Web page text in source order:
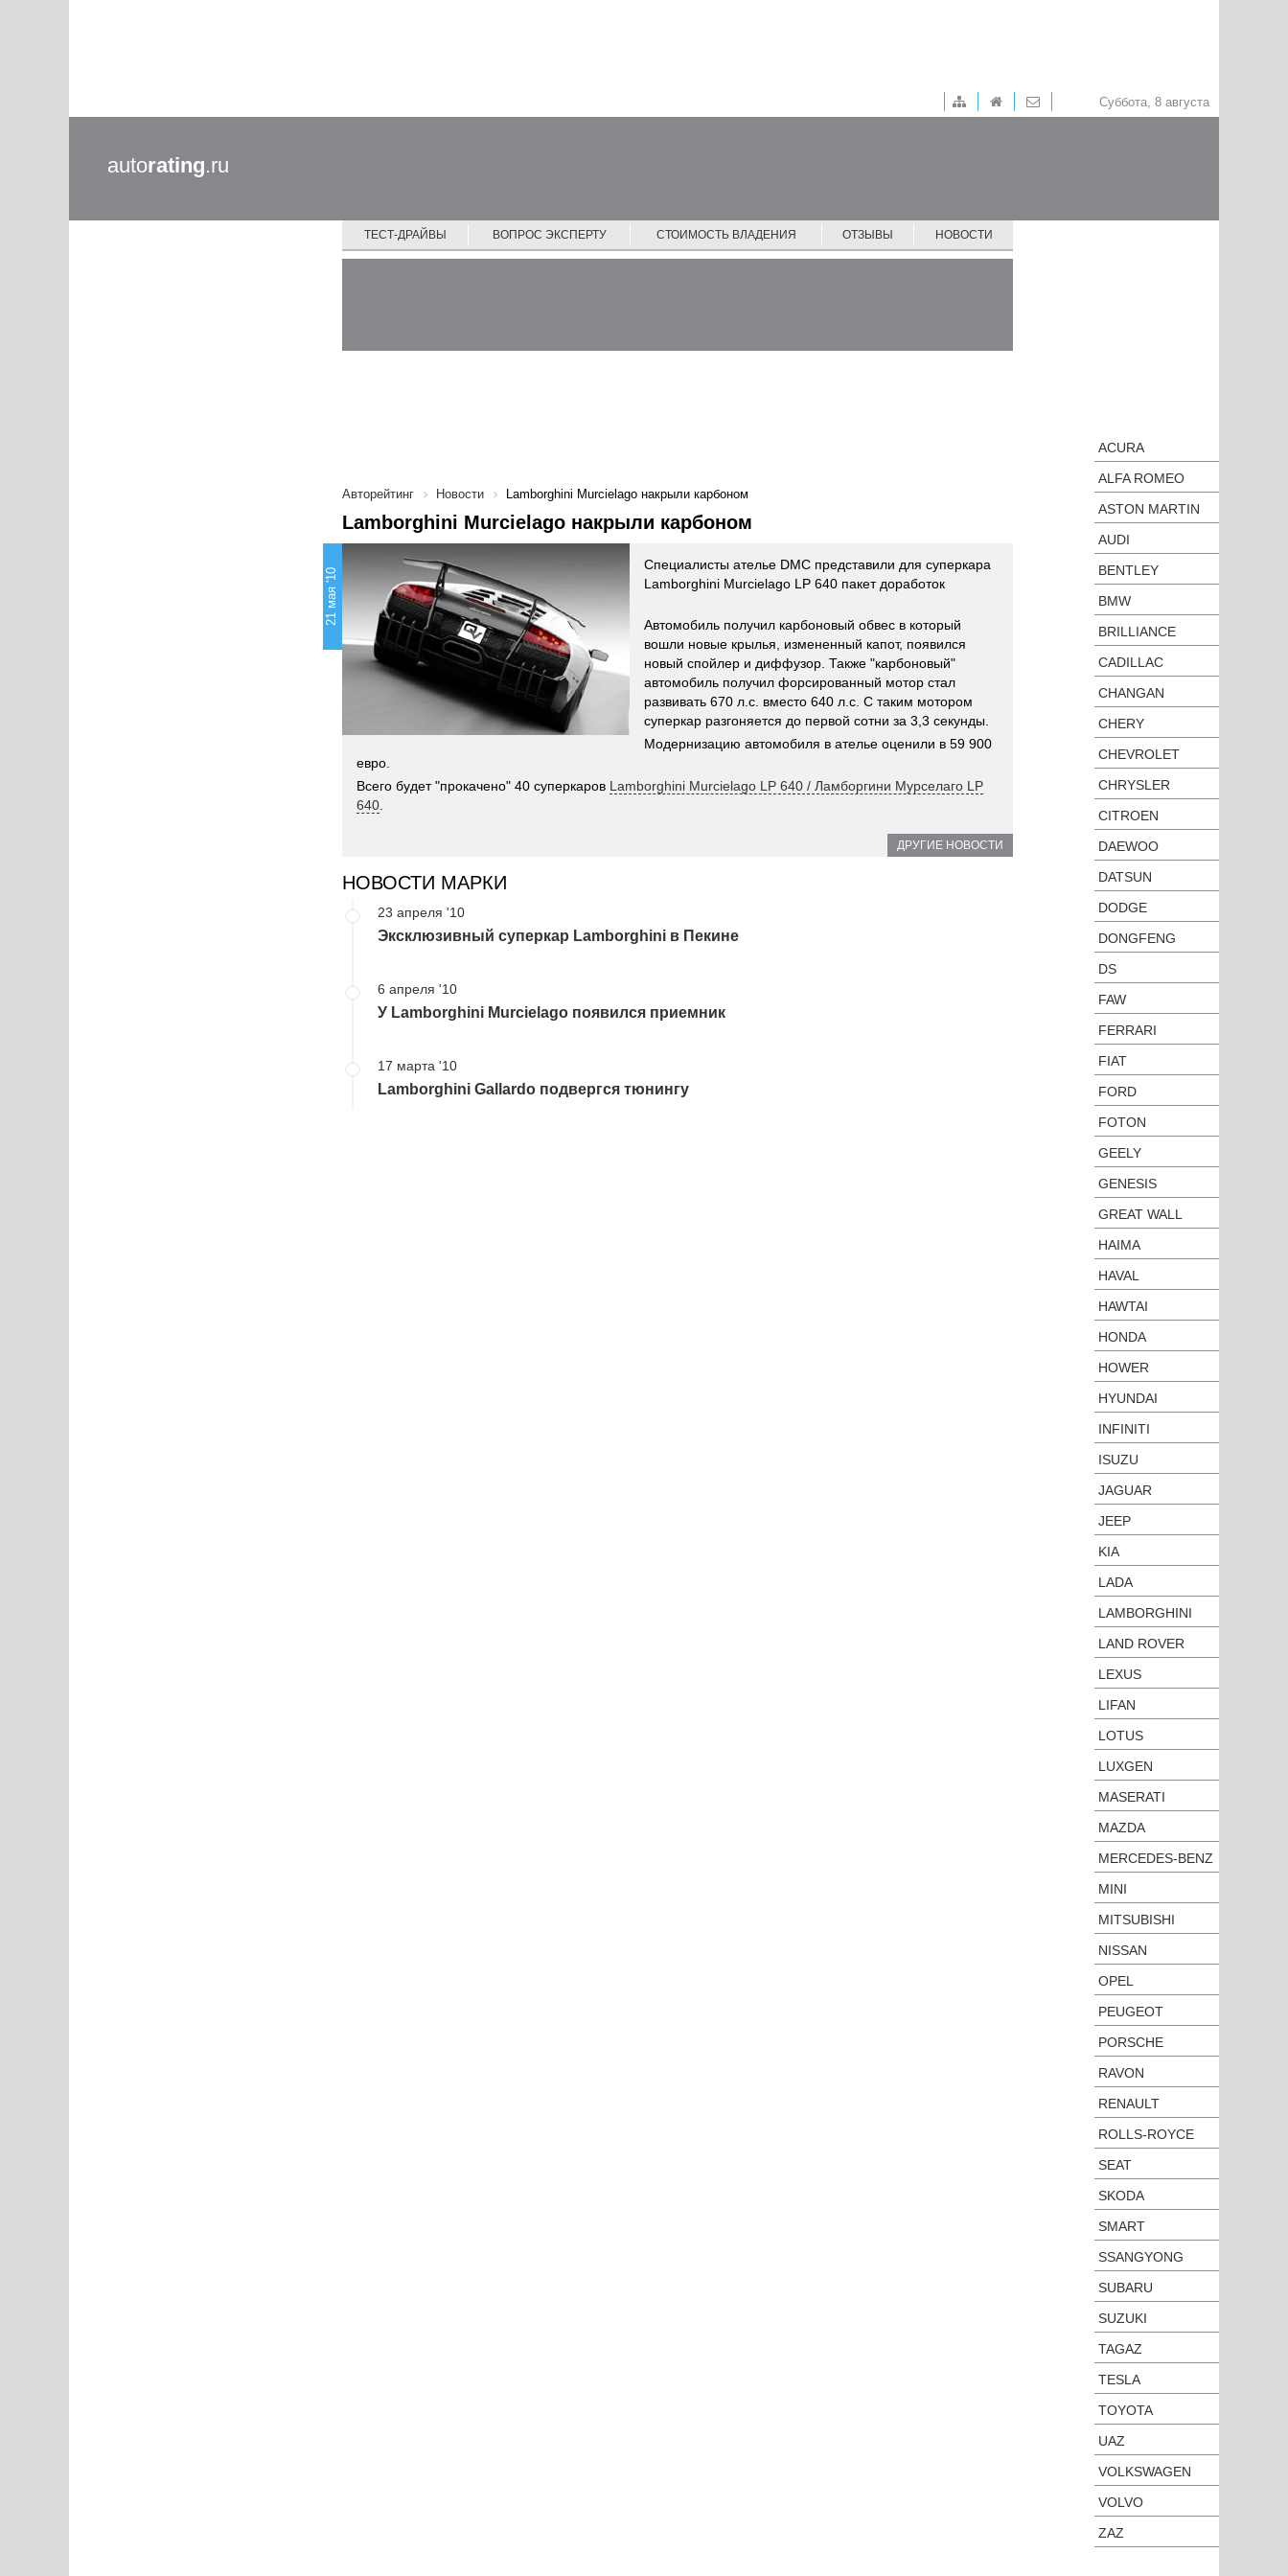
Суббота, 8 августа
autorating.ru
ТЕСТ-ДРАЙВЫ ВОПРОС ЭКСПЕРТУ СТОИМОСТЬ ВЛАДЕНИЯ ОТЗЫВЫ НОВОСТИ
Авторейтинг Новости Lamborghini Murcielago накрыли карбоном
Lamborghini Murcielago накрыли карбоном
21 мая '10
Специалисты ателье DMC представили для суперкара
Lamborghini Murcielago LP 640 пакет доработок
Автомобиль получил карбоновый обвес в который
вошли новые крылья, измененный капот, появился
новый спойлер и диффузор. Также "карбоновый"
автомобиль получил форсированный мотор стал
развивать 670 л.с. вместо 640 л.с. С таким мотором
суперкар разгоняется до первой сотни за 3,3 секунды.
Модернизацию автомобиля в ателье оценили в 59 900
евро.
Всего будет "прокачено" 40 суперкаров Lamborghini Murcielago LP 640 / Ламборгини Мурселаго LP
640
ДРУГИЕ НОВОСТИ
НОВОСТИ МАРКИ
23 апреля '10
Эксклюзивный суперкар Lamborghini в Пекине
6 апреля '10
У Lamborghini Murcielago появился приемник
17 марта '10
Lamborghini Gallardo подвергся тюнингу
ACURA
ALFA ROMEO
ASTON MARTIN
AUDI
BENTLEY
BMW
BRILLIANCE
CADILLAC
CHANGAN
CHERY
CHEVROLET
CHRYSLER
CITROEN
DAEWOO
DATSUN
DODGE
DONGFENG
DS
FAW
FERRARI
FIAT
FORD
FOTON
GEELY
GENESIS
GREAT WALL
HAIMA
HAVAL
HAWTAI
HONDA
HOWER
HYUNDAI
INFINITI
ISUZU
JAGUAR
JEEP
KIA
LADA
LAMBORGHINI
LAND ROVER
LEXUS
LIFAN
LOTUS
LUXGEN
MASERATI
MAZDA
MERCEDES-BENZ
MINI
MITSUBISHI
NISSAN
OPEL
PEUGEOT
PORSCHE
RAVON
RENAULT
ROLLS-ROYCE
SEAT
SKODA
SMART
SSANGYONG
SUBARU
SUZUKI
TAGAZ
TESLA
TOYOTA
UAZ
VOLKSWAGEN
VOLVO
ZAZ